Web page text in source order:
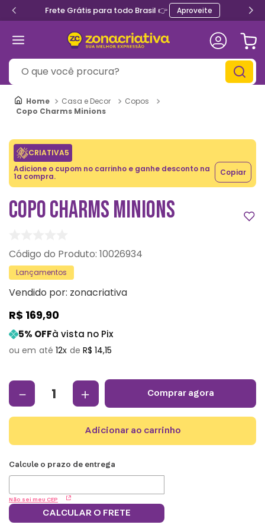
Frete Grátis para todo Brasil 👉 Aproveite
O que você procura?
Casa e Decor
Copos
Copo Charms Minions
CRIATIVA5
Adicione o cupom no carrinho e ganhe desconto na
1a compra. Copiar
COPO CHARMS MINIONS
: 10026934
Lançamentos
Vendido por: zonacriativa
R$ 169,90
5% OFFà vista no Pix
12 R$ 14,15
＋
－ comprar agora
adicionar ao carrinho
Não sei meu CEP
CALCULAR O FRETE